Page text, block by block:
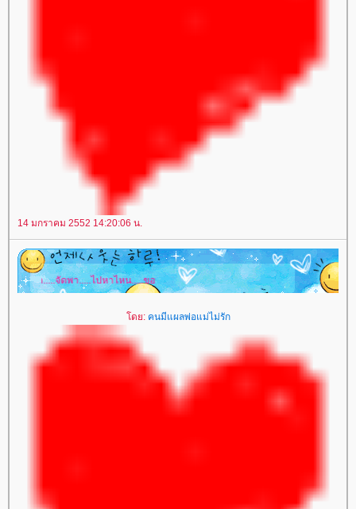
14 มกราคม 2552 14:20:06 น.
จัดพา.....ไปหาไหน.....ขอหนุนแอบ.....แนบอุ่น.....หนุนข้างใน.....แผลถึงได้.....มักเยือน
ดย: คนมีแผลพ่อแม่ไม่รัก